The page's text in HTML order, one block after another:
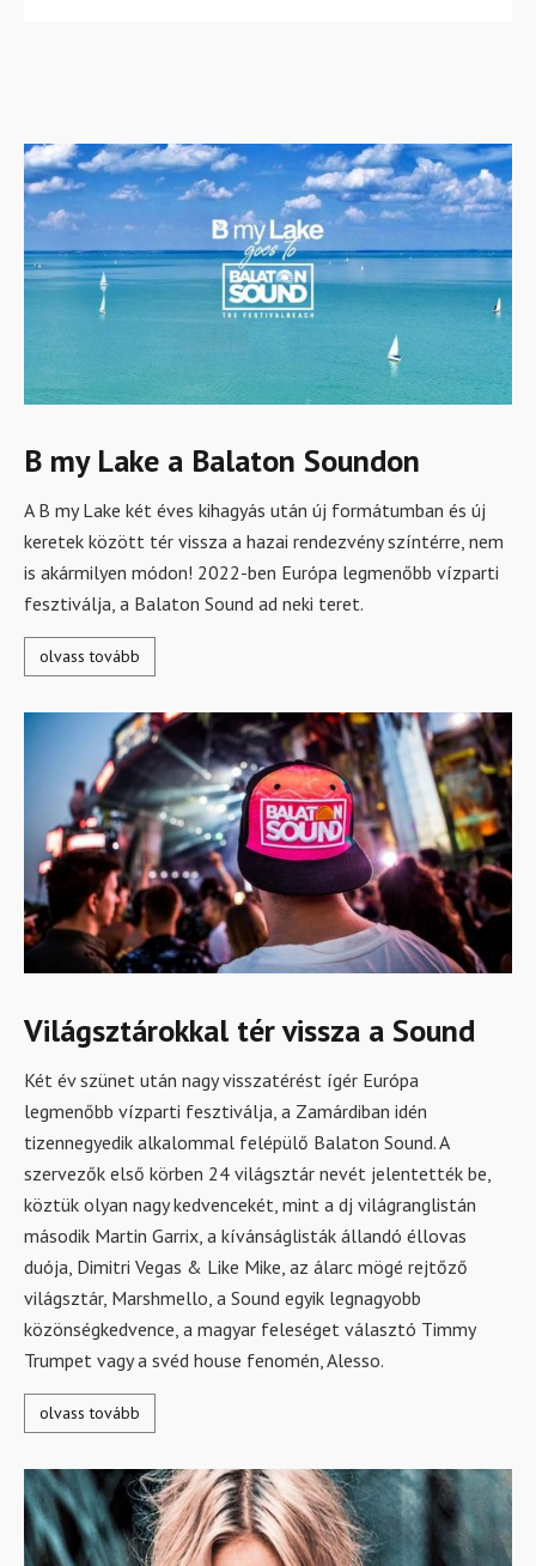
B my Lake a Balaton Soundon
A B my Lake két éves kihagyás után új formátumban és új
keretek között tér vissza a hazai rendezvény színtérre, nem
is akármilyen módon! 2022-ben Európa legmenőbb vízparti
fesztiválja, a Balaton Sound ad neki teret.
olvass tovább
Világsztárokkal tér vissza a Sound
Két év szünet után nagy visszatérést ígér Európa
legmenőbb vízparti fesztiválja, a Zamárdiban idén
tizennegyedik alkalommal felépülő Balaton Sound. A
szervezők első körben 24 világsztár nevét jelentették be,
köztük olyan nagy kedvencekét, mint a dj világranglistán
második Martin Garrix, a kívánságlisták állandó éllovas
duója, Dimitri Vegas & Like Mike, az álarc mögé rejtőző
világsztár, Marshmello, a Sound egyik legnagyobb
közönségkedvence, a magyar feleséget választó Timmy
Trumpet vagy a svéd house fenomén, Alesso.
olvass tovább